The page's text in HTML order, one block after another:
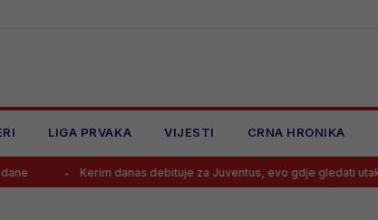
LIGA PRVAKA VIJESTI CRNA HRONIKA
danas debituje za Juventus, evo gdje gledati utakmicu i kada